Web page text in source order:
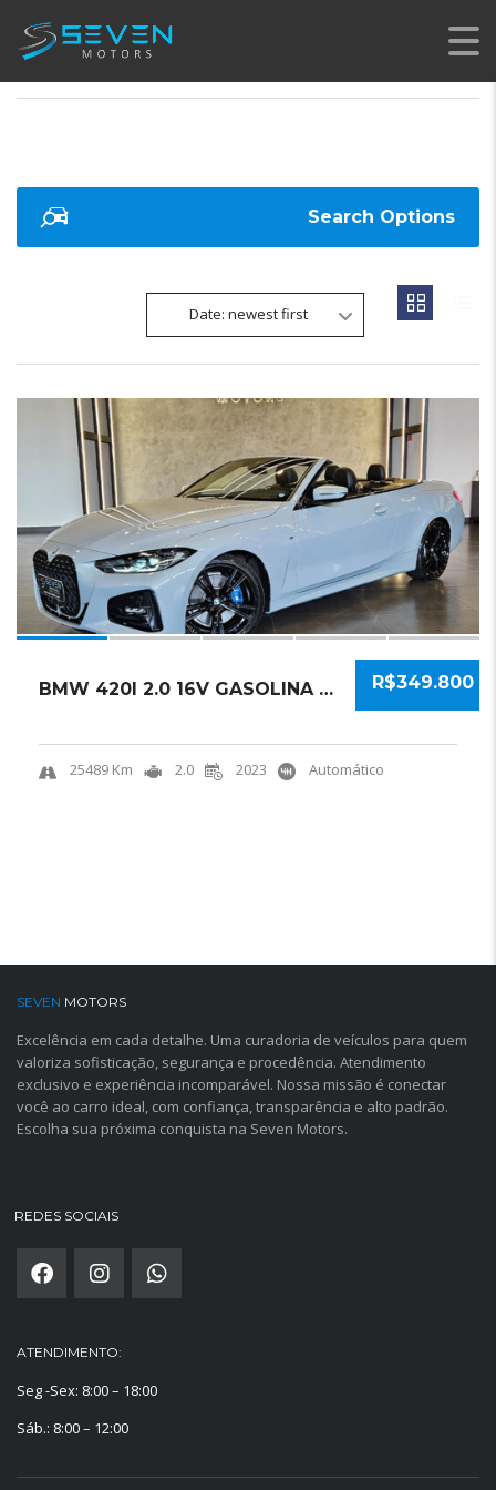
Search Options
Date: newest first
R$349.800
BMW 420I 2.0 16V GASOLINA CABRIO M SPORT STE...
25489 Km 2.0 2023 Automático
SEVEN MOTORS
Excelência em cada detalhe. Uma curadoria de veículos para quem
valoriza sofisticação, segurança e procedência. Atendimento
exclusivo e experiência incomparável. Nossa missão é conectar
você ao carro ideal, com confiança, transparência e alto padrão.
Escolha sua próxima conquista na Seven Motors.
REDES SOCIAIS
ATENDIMENTO:
Seg -Sex: 8:00 – 18:00
Sáb.: 8:00 – 12:00